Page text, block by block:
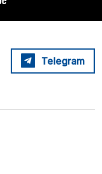
Telegram